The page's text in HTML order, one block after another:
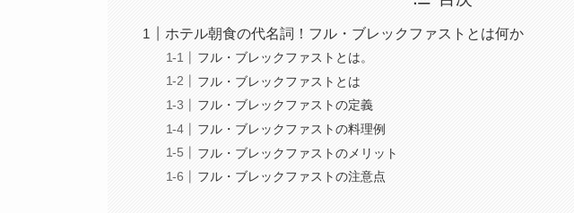
ホテル朝食の代名詞！フル・ブレックファストとは何か
フル・ブレックファストとは。
フル・ブレックファストとは
フル・ブレックファストの定義
フル・ブレックファストの料理例
フル・ブレックファストのメリット
フル・ブレックファストの注意点